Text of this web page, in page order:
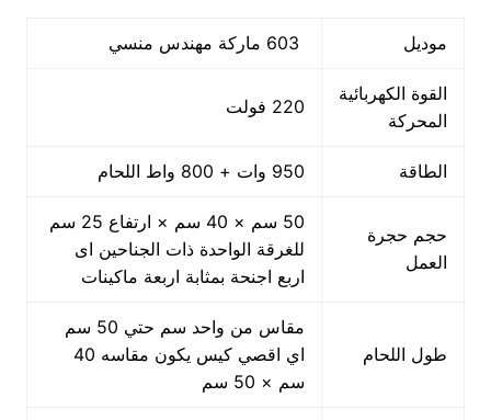
موديل
القوة الكهربائية
المحركة
220 فولت
الطاقة 950 وات + 800 واط اللحام
حجم حجرة
العمل
50 سم × 40 سم × ارتفاع 25 سم
للغرقة الواحدة ذات الجناحين اى
اربع اجنحة بمثابة اربعة ماكينات
طول اللحام
مقاس من واحد سم حتي 50 سم
اي اقصي كيس يكون مقاسه 40
سم × 50 سم